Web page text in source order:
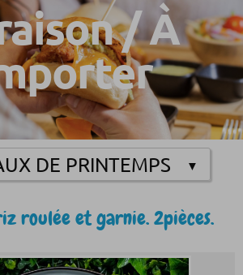
/ À
roulée et garnie. 2pièces.